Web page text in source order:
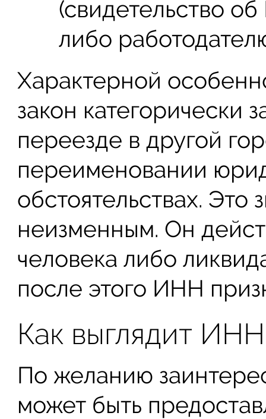
(свидетельство
либо
Характерной
закон категорически
переезде в другой
переименовании
обстоятельствах. Это
неизменным. Он
человека либо
после этого ИНН
Как выглядит ИНН
По желанию
может быть